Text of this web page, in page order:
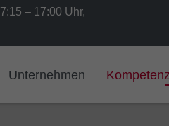
7:15 – 17:00 Uhr,
Unternehmen